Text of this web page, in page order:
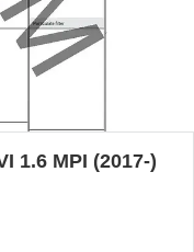
1.6 MPI (2017-)